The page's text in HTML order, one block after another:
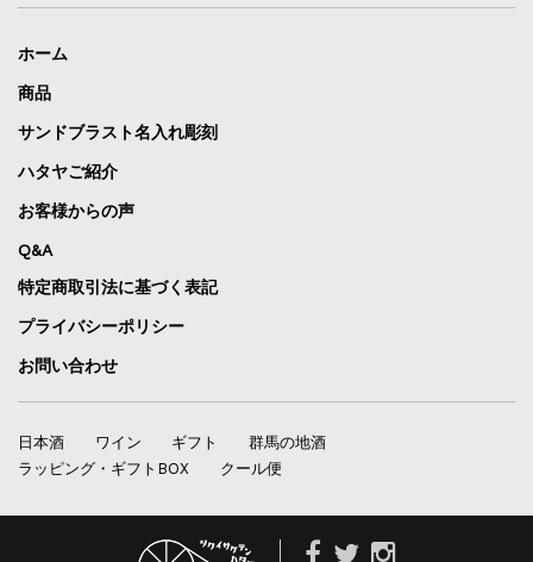
ホーム
商品
サンドブラスト名入れ彫刻
ハタヤご紹介
お客様からの声
Q&A
特定商取引法に基づく表記
プライバシーポリシー
お問い合わせ
日本酒 ワイン ギフト
群馬の地酒
ラッピング・ギフトBOX
クール便